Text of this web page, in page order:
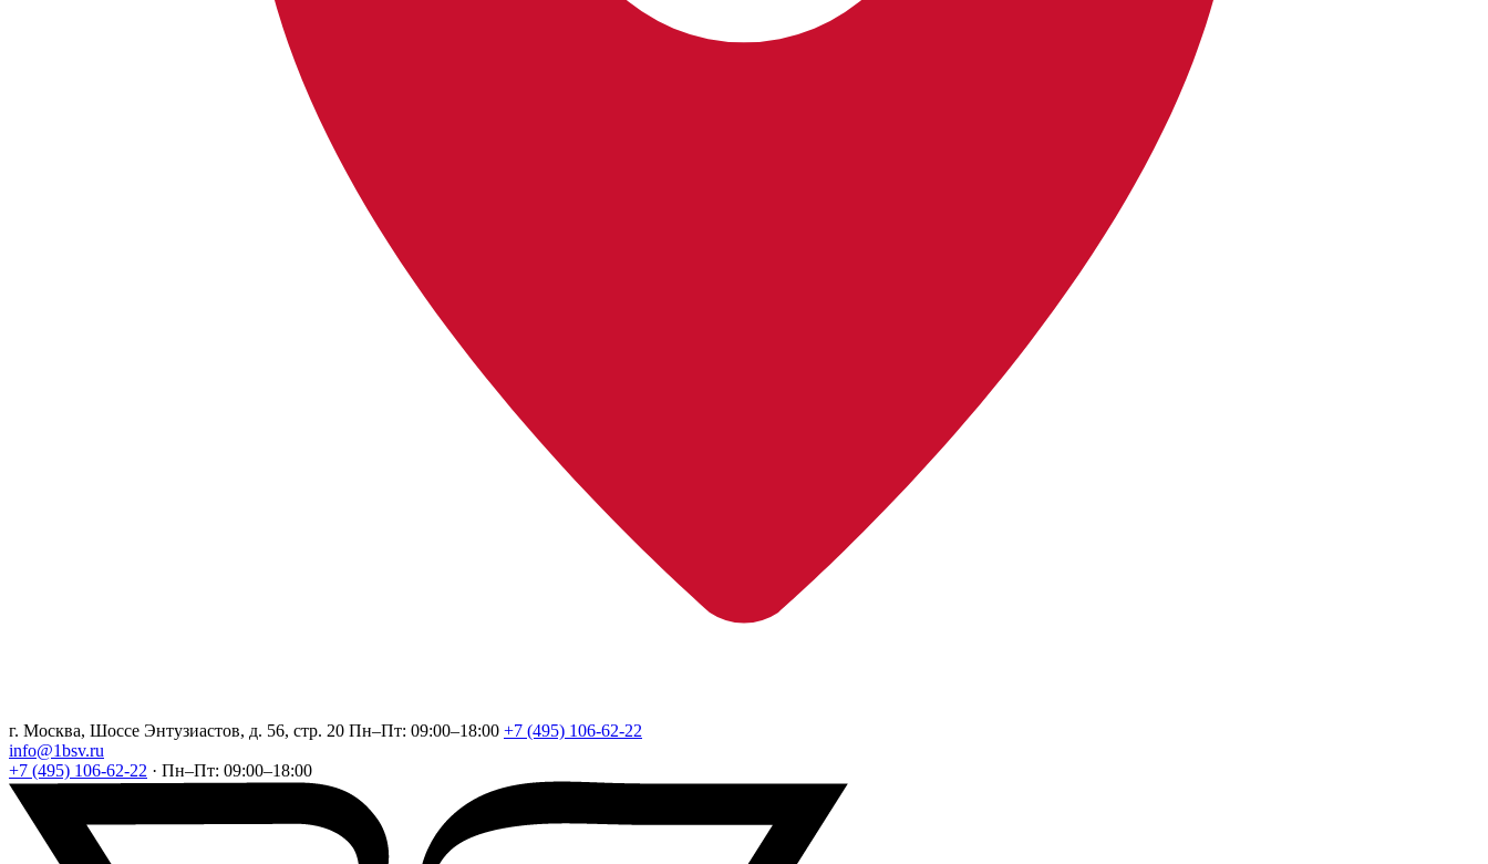
г. Москва, Шоссе Энтузиастов, д. 56, стр. 20 Пн–Пт: 09:00–18:00 +7 (495) 106-62-22
info@1bsv.ru
+7 (495) 106-62-22 · Пн–Пт: 09:00–18:00